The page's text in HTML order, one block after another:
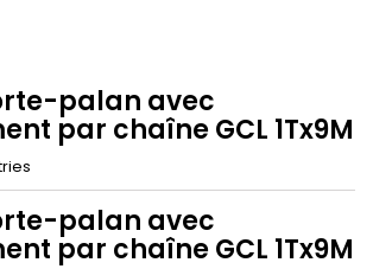
palan avec
par chaîne GCL 1Tx9M
palan avec
par chaîne GCL 1Tx9M